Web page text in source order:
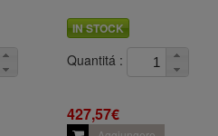
IN STOCK
Quantitá :
427,57€